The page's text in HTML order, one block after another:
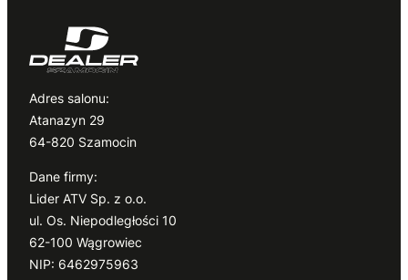
Adres salonu:
Atanazyn 29
64-820 Szamocin
Dane firmy:
Lider ATV Sp. z o.o.
ul. Os. Niepodległości 10
62-100 Wągrowiec
NIP: 6462975963